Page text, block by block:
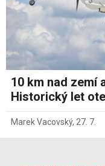
10 km nad zemí
Historický let
Marek Vacovský, 27. 7.